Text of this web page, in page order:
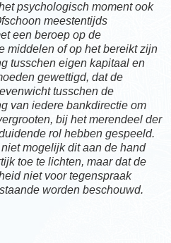
psychologisch moment ook
meestentijds
een beroep op de
middelen of op het bereikt zijn
tusschen eigen kapitaal en
gewettigd, dat de
tusschen de
van iedere bankdirectie om
bij het merendeel der
rol hebben gespeeld.
mogelijk dit aan de hand
toe te lichten, maar dat de
niet voor tegenspraak
worden beschouwd.